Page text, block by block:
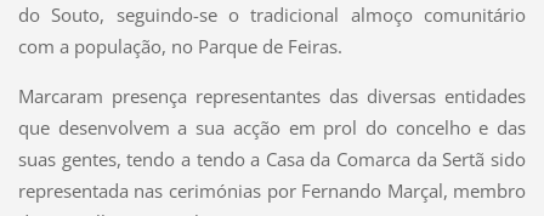
do Souto, seguindo-se o tradicional almoço comunitário
com a população, no Parque de Feiras.
Marcaram presença representantes das diversas entidades
que desenvolvem a sua acção em prol do concelho e das
suas gentes, tendo a tendo a Casa da Comarca da Sertã sido
representada nas cerimónias por Fernando Marçal, membro